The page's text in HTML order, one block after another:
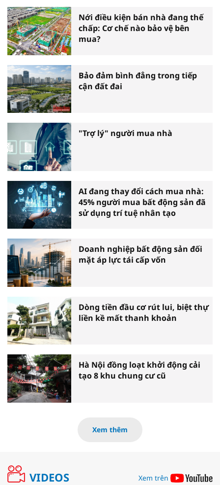
Nới điều kiện bán nhà đang thế
chấp: Cơ chế nào bảo vệ bên
mua?
Bảo đảm bình đẳng trong tiếp
cận đất đai
"Trợ lý" người mua nhà
AI đang thay đổi cách mua nhà:
45% người mua bất động sản đã
sử dụng trí tuệ nhân tạo
Doanh nghiệp bất động sản đối
mặt áp lực tái cấp vốn
Dòng tiền đầu cơ rút lui, biệt thự
liền kề mất thanh khoản
Hà Nội đồng loạt khởi động cải
tạo 8 khu chung cư cũ
Xem thêm
VIDEOS Xem trên